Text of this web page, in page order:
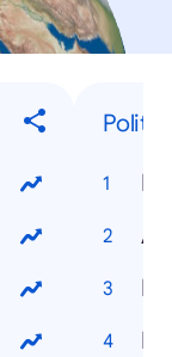
Polit-